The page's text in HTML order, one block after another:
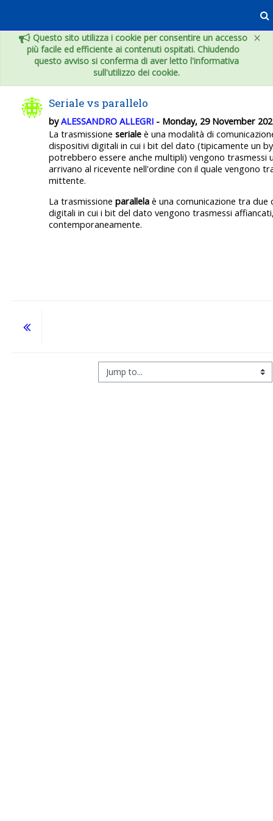
×
Questo sito utilizza i cookie per consentire un accesso
più facile ed efficiente ai contenuti ospitati. Chiudendo
questo avviso si conferma di aver letto l'informativa
sull'utilizzo dei cookie.
Seriale vs parallelo
byALESSANDRO ALLEGRI- Monday, 29 November
La trasmissione serialeè una modalità di
dispositivi digitali in cui i bit del dato (tipicamente un
potrebbero essere anche multipli) vengono trasmessi
arrivano al ricevente nell'ordine con il quale vengono
mittente.
La trasmissione parallelaè una comunicazione tra due
digitali in cui i bit del dato vengono trasmessi
contemporaneamente.
Jump to...